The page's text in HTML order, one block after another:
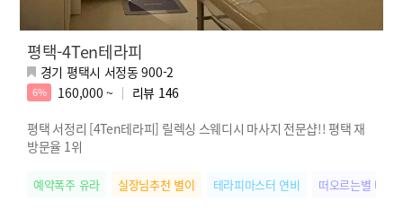
평택-4Ten테라피
경기 평택시 서정동 900-2
6% 160,000 ~ 리뷰 146
평택 서정리 [4Ten테라피] 릴렉싱 스웨디시 마사지 전문샵!! 평택 재
방문율 1위
예약폭주 유라 실장님추천 별이 테라피마스터 연비 떠오르는별 나연